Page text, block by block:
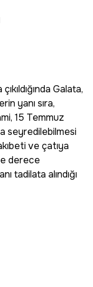
Galata,
yanı sıra,
15 Temmuz
seyredilebilmesi
ve çatıya
derece
tadilata alındığı